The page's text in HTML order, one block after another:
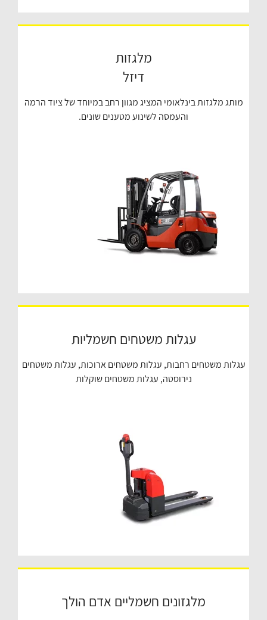
מלגזות
דיזל
מותג מלגזות בינלאומי המציג מגוון רחב במיוחד של ציוד הרמה
והעמסה לשינוע מטענים שונים.
עגלות משטחים חשמליות
עגלות משטחים רחבות, עגלות משטחים ארוכות, עגלות משטחים
נירוסטה, עגלות משטחים שוקלות
מלגזונים חשמליים אדם הולך